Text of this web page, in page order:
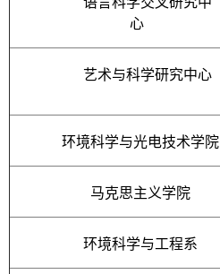
心
艺术与科学研究中心
环境科学与光电技术学院
马克思主义学院
环境科学与工程系